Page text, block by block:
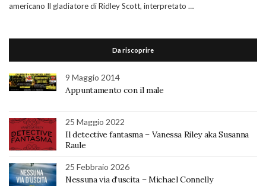
americano Il gladiatore di Ridley Scott, interpretato …
Da riscoprire
9 Maggio 2014
Appuntamento con il male
25 Maggio 2022
Il detective fantasma – Vanessa Riley aka Susanna
Raule
25 Febbraio 2026
Nessuna via d’uscita – Michael Connelly